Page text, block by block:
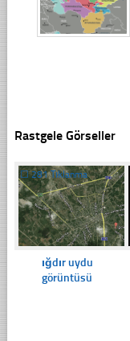
Rastgele Görseller
☐281 Tıklanma
ığdır uydu
görüntüsü